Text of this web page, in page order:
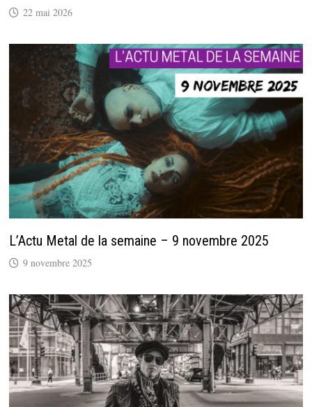
22 mai 2026
L’Actu Metal de la semaine – 9 novembre 2025
9 novembre 2025